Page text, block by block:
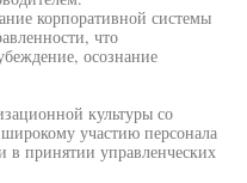
корпоративной системы
что
осознание
культуры со
участию персонала
в принятии управленческих